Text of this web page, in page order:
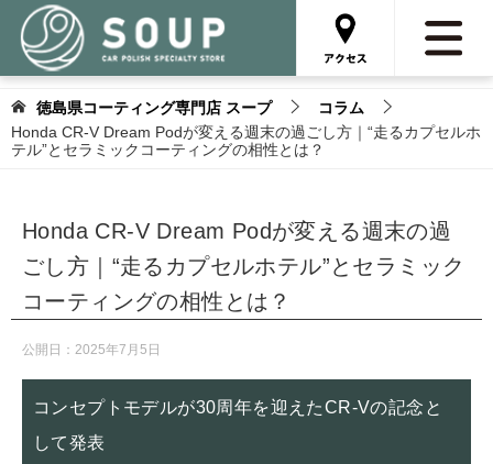
徳島県コーティング専門店 スープ
コラム
Honda CR-V Dream Podが変える週末の過ごし方｜“走るカプセルホ
テル”とセラミックコーティングの相性とは？
Honda CR-V Dream Podが変える週末の過
ごし方｜“走るカプセルホテル”とセラミック
コーティングの相性とは？
公開日： 2025年7月5日
コンセプトモデルが30周年を迎えたCR-Vの記念と
して発表